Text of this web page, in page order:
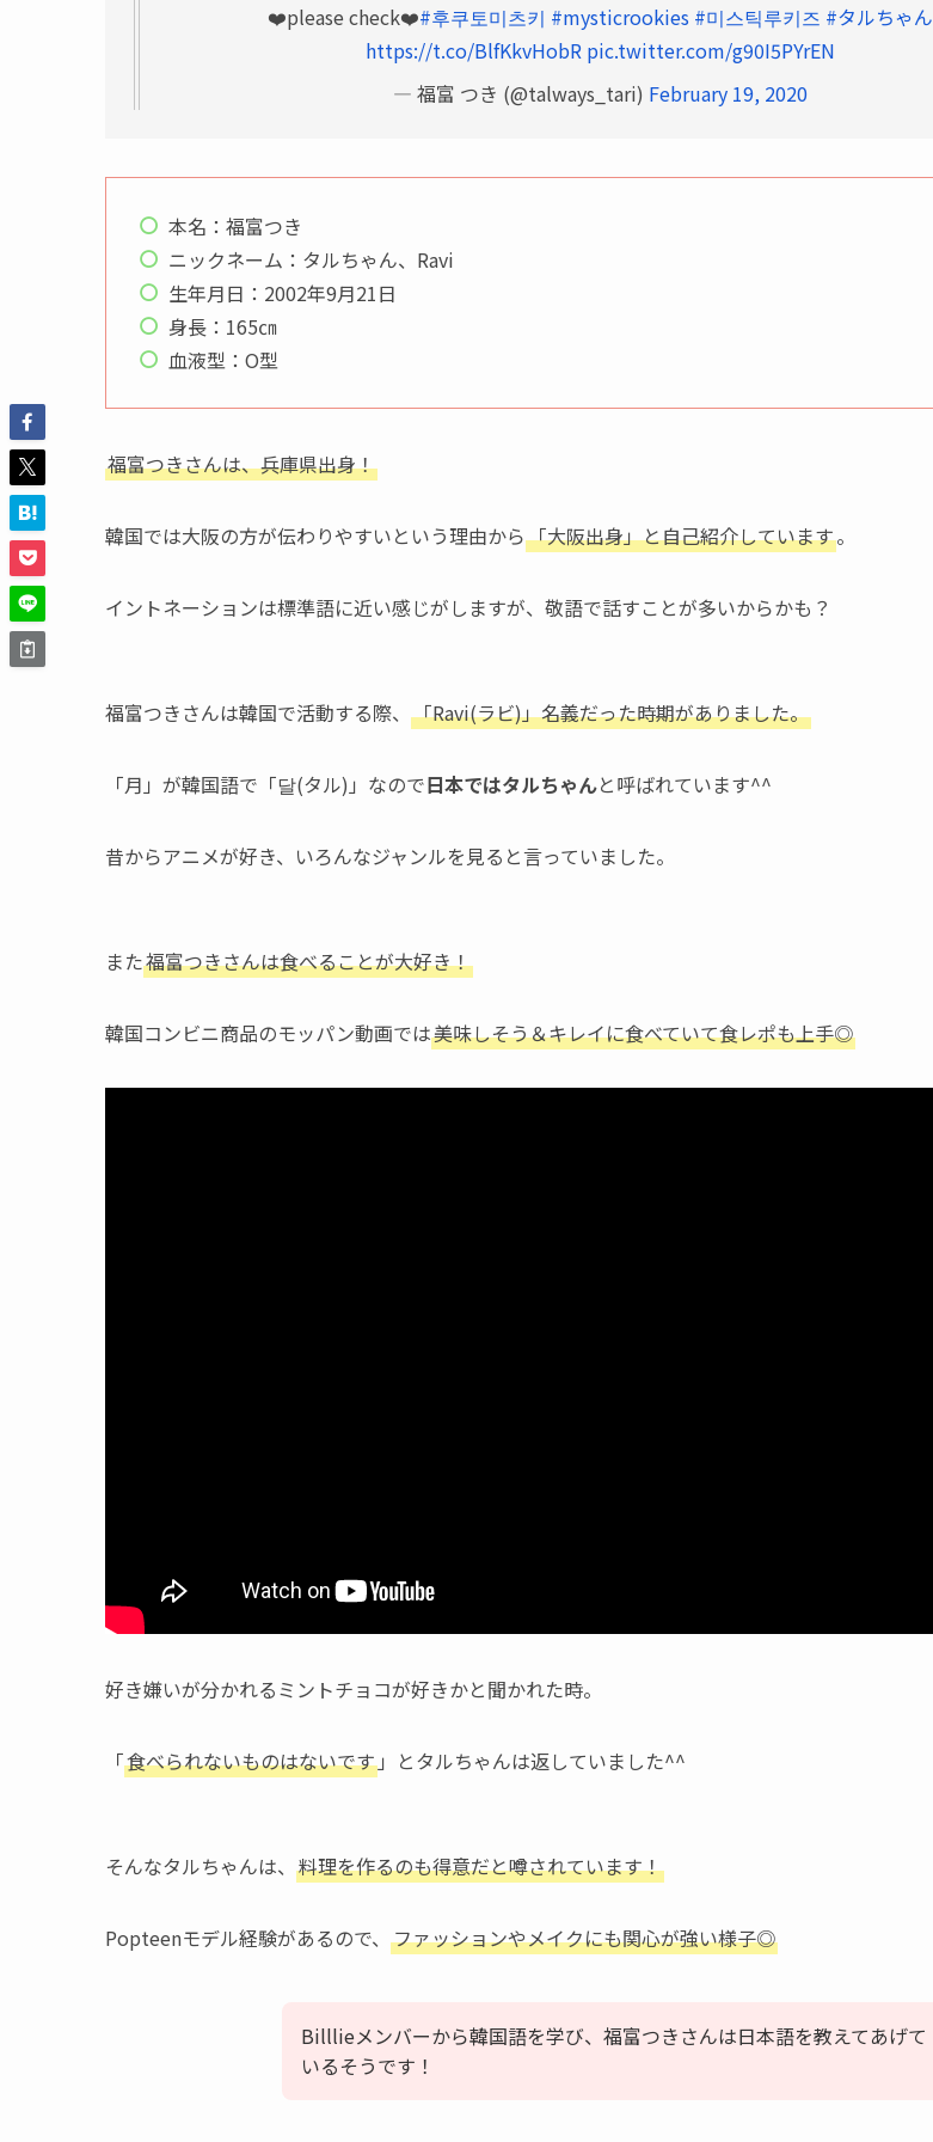
❤️please check❤️#후쿠토미츠키 #mysticrookies #미스틱루키즈 #タルちゃん
https://t.co/BlfKkvHobR pic.twitter.com/g90I5PYrEN
— 福富 つき (@talways_tari) February 19, 2020
本名：福富つき
ニックネーム：タルちゃん、Ravi
生年月日：2002年9月21日
身長：165㎝
血液型：O型
福富つきさんは、兵庫県出身！
韓国では大阪の方が伝わりやすいという理由から「大阪出身」と自己紹介しています。
イントネーションは標準語に近い感じがしますが、敬語で話すことが多いからかも？
福富つきさんは韓国で活動する際、 「Ravi(ラビ)」名義だった時期がありました。
「月」が韓国語で「달(タル)」なので日本ではタルちゃんと呼ばれています^^
昔からアニメが好き、いろんなジャンルを見ると言っていました。
また福富つきさんは食べることが大好き！
韓国コンビニ商品のモッパン動画では美味しそう＆キレイに食べていて食レポも上手◎
好き嫌いが分かれるミントチョコが好きかと聞かれた時。
「食べられないものはないです 」とタルちゃんは返していました^^
そんなタルちゃんは、 料理を作るのも得意だと噂されています！
Popteenモデル経験があるので、 ファッションやメイクにも関心が強い様子◎
Billlieメンバーから韓国語を学び、福富つきさんは日本語を教えてあげて
いるそうです！